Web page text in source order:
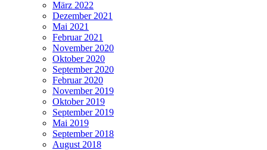
März 2022
Dezember 2021
Mai 2021
Februar 2021
November 2020
Oktober 2020
September 2020
Februar 2020
November 2019
Oktober 2019
September 2019
Mai 2019
September 2018
August 2018